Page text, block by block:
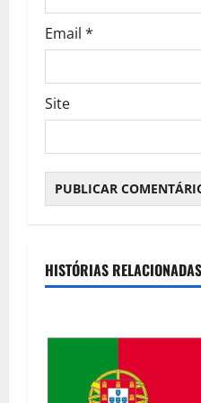
Email *
Site
HISTÓRIAS RELACIONADAS